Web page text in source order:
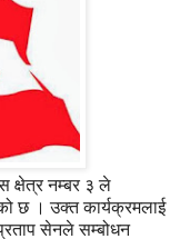
क्षेत्र नम्बर ३ ले
छ । उक्त कार्यक्रमलाई
सेनले सम्बोधन